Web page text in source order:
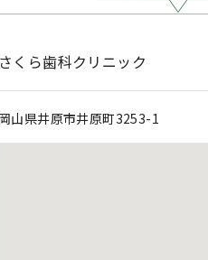
さくら歯科クリニック
岡山県井原市井原町3253-1